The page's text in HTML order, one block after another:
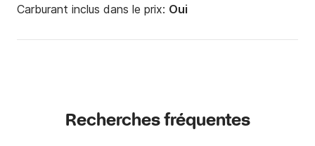
Carburant inclus dans le prix: Oui
Recherches fréquentes